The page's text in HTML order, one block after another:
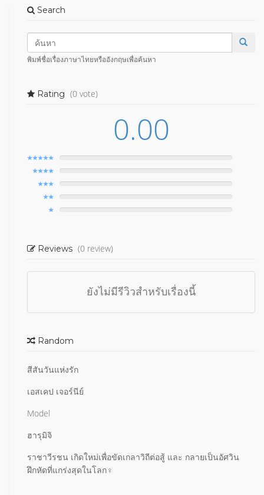
Search
พิมพ์ชื่อเรื่องภาษาไทยหรืออังกฤษเพื่อค้นหา
Rating (0 vote)
0.00
Reviews (0 review)
ยังไม่มีรีวิวสำหรับเรื่องนี้
Random
สีสันวันแห่งรัก
เอสเคป เจอร์นีย์
Model
ฮารุมิจิ
ราชาวีรชน เกิดใหม่เพื่อขัดเกลาวิถีต่อสู้ และ กลายเป็นอัศวิน
ฝึกหัดที่แกร่งสุดในโลก♀